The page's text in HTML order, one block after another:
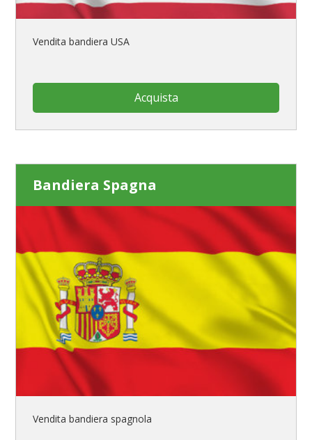
Vendita bandiera USA
Acquista
Bandiera Spagna
Vendita bandiera spagnola